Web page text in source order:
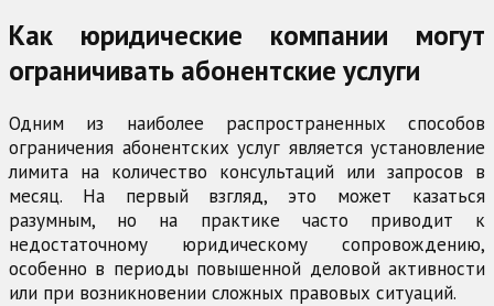
Как юридические компании могут
ограничивать абонентские услуги
Одним из наиболее распространенных способов
ограничения абонентских услуг является установление
лимита на количество консультаций или запросов в
месяц. На первый взгляд, это может казаться
разумным, но на практике часто приводит к
недостаточному юридическому сопровождению,
особенно в периоды повышенной деловой активности
или при возникновении сложных правовых ситуаций.